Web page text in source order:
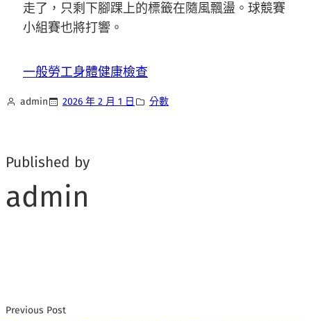
走了，只剩下腳踝上的標籤在隨風飄盪。球競賽
小組賽也將打響。
一般勞工身體健康檢查
admin 2026 年 2 月 1 日 分數
Published by
admin
Previous Post